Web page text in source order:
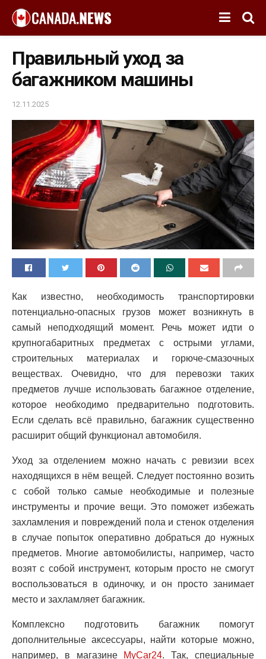
Правильный уход за
багажником машины
12.11.2025
Как известно, необходимость транспортировки
потенциально-опасных грузов может возникнуть в
самый неподходящий момент. Речь может идти о
крупногабаритных предметах с острыми углами,
строительных материалах и горюче-смазочных
веществах. Очевидно, что для перевозки таких
предметов лучше использовать багажное отделение,
которое необходимо предварительно подготовить.
Если сделать всё правильно, багажник существенно
расширит общий функционал автомобиля.
Уход за отделением можно начать с ревизии всех
находящихся в нём вещей. Следует постоянно возить
с собой только самые необходимые и полезные
инструменты и прочие вещи. Это поможет избежать
захламления и повреждений пола и стенок отделения
в случае попыток оперативно добраться до нужных
предметов. Многие автомобилисты, например, часто
возят с собой инструмент, которым просто не смогут
воспользоваться в одиночку, и он просто занимает
место и захламляет багажник.
Комплексно подготовить багажник помогут
дополнительные аксессуары, найти которые можно,
например, в магазине MyCar24. Так, специальные